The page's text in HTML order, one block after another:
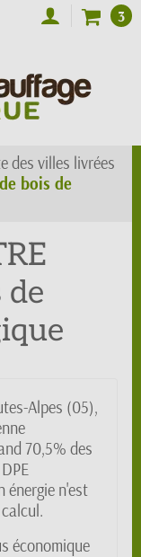
3
des villes livrées
bois de
de
Alpes (05),
70,5% des
énergie n'est
économique